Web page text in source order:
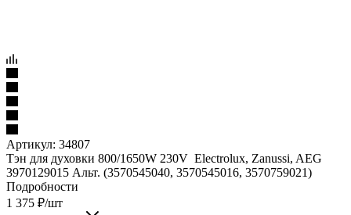
Артикул: 34807
Тэн для духовки 800/1650W 230V Electrolux, Zanussi, AEG
3970129015 Альт. (3570545040, 3570545016, 3570759021)
Подробности
1 375 ₽/шт